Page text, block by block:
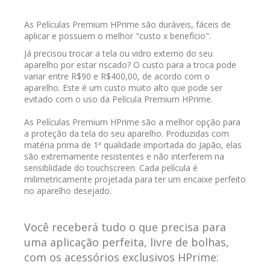
As Películas Premium HPrime são duráveis, fáceis de
aplicar e possuem o melhor "custo x benefício".
Já precisou trocar a tela ou vidro externo do seu
aparelho por estar riscado? O custo para a troca pode
variar entre R$90 e R$400,00, de acordo com o
aparelho. Este é um custo muito alto que pode ser
evitado com o uso da Película Premium HPrime.
As Películas Premium HPrime são a melhor opção para
a proteção da tela do seu aparelho. Produzidas com
matéria prima de 1ª qualidade importada do Japão, elas
são extremamente resistentes e não interferem na
sensiblidade do touchscreen. Cada película é
milimetricamente projetada para ter um encaixe perfeito
no aparelho desejado.
Você receberá tudo o que precisa para
uma aplicação perfeita, livre de bolhas,
com os acessórios exclusivos HPrime: